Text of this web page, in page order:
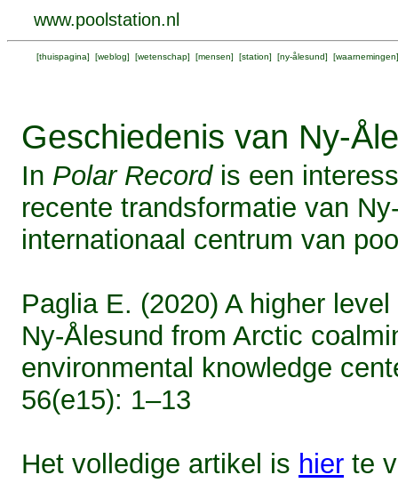
www.poolstation.nl
[thuispagina] [weblog] [wetenschap] [mensen] [station] [ny-ålesund] [waarnemingen
Geschiedenis van Ny-
In Polar Recordis een
recente trandsformatie van
internationaal centrum van
Paglia E. (2020) A higher
Ny-Ålesund from Arctic
environmental knowledge
56(e15): 1–13
Het volledige artikel is hier te